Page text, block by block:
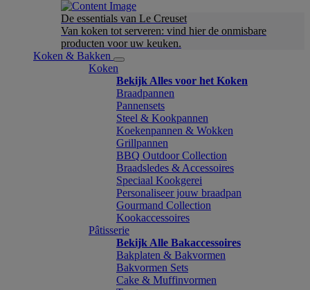
De essentials van Le Creuset
Van koken tot serveren: vind hier de onmisbare
producten voor uw keuken.
Koken & Bakken
Koken
Bekijk Alles voor het Koken
Braadpannen
Pannensets
Steel & Kookpannen
Koekenpannen & Wokken
Grillpannen
BBQ Outdoor Collection
Braadsledes & Accessoires
Speciaal Kookgerei
Personaliseer jouw braadpan
Gourmand Collection
Kookaccessoires
Pâtisserie
Bekijk Alle Bakaccessoires
Bakplaten & Bakvormen
Bakvormen Sets
Cake & Muffinvormen